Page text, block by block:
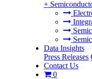
+
Data Insights
Press Releases
Contact Us
0